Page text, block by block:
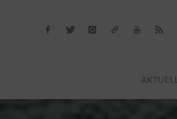
AKTUELL